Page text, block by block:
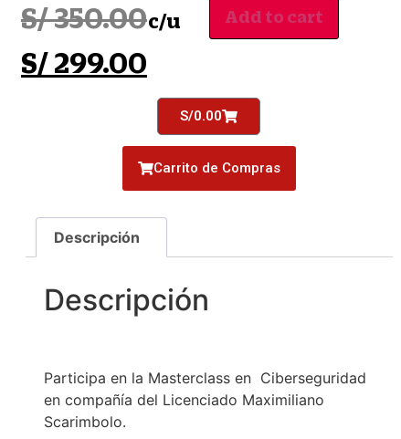
S/350.00
S/ 299.00
c/u Add to cart
S/0.00
Carrito de Compras
Participa en la Masterclass en Ciberseguridad
en compañía del Licenciado Maximiliano
Scarimbolo.